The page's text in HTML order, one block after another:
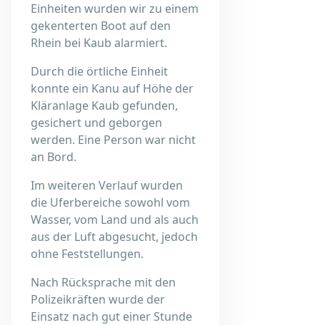
Einheiten wurden wir zu einem
gekenterten Boot auf den
Rhein bei Kaub alarmiert.
Durch die örtliche Einheit
konnte ein Kanu auf Höhe der
Kläranlage Kaub gefunden,
gesichert und geborgen
werden. Eine Person war nicht
an Bord.
Im weiteren Verlauf wurden
die Uferbereiche sowohl vom
Wasser, vom Land und als auch
aus der Luft abgesucht, jedoch
ohne Feststellungen.
Nach Rücksprache mit den
Polizeikräften wurde der
Einsatz nach gut einer Stunde